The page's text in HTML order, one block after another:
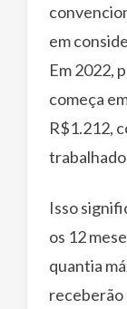
em
Em 2022,
começa
R$1.212,
Isso
os 12
quantia